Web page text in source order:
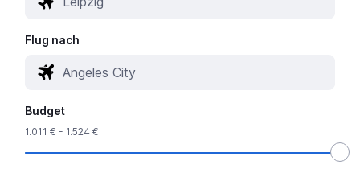
Flug nach
Budget
1.011 € - 1.524 €